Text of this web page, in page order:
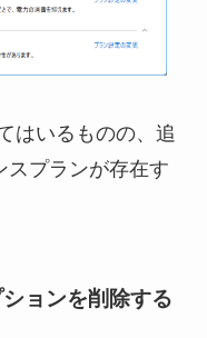
はいるものの、追
スプランが存在す
ョンを削除する